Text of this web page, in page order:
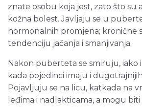
znate osobu koja jest, zato što su
kožna bolest. Javljaju se u
hormonalnih promjena; kronične
tendenciju jačanja i smanjivanja.
Nakon puberteta se smiruju, iako
kada pojedinci imaju i
Pojavljuju se na licu, katkada na
leđima i nadlakticama, a mogu